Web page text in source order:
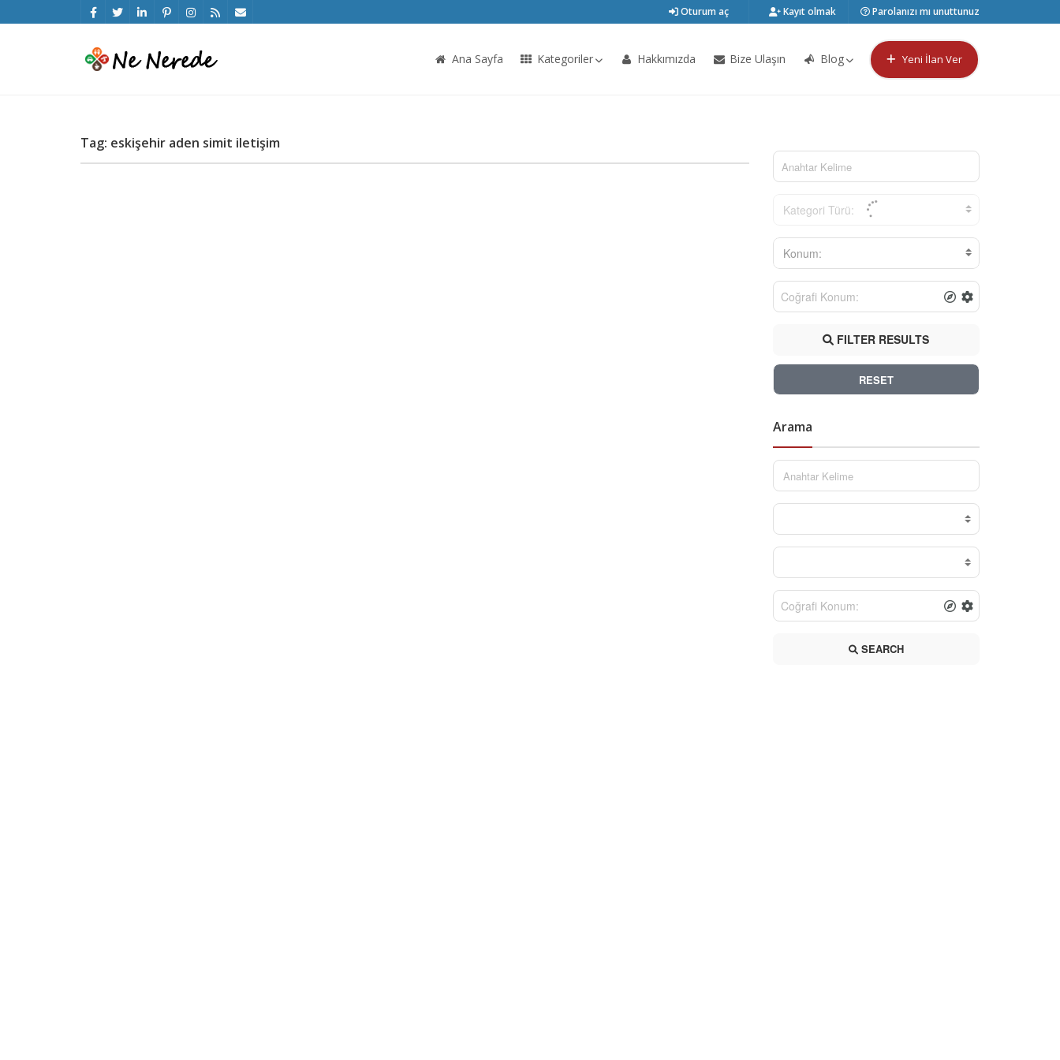
Oturum aç Kayıt olmak Parolanızı mı unuttunuz
Ana Sayfa Kategoriler Hakkımızda Bize Ulaşın Blog Yeni İlan Ver
Tag: eskişehir aden simit iletişim
Kategori Türü:
Konum:
FILTER RESULTS
RESET
Arama
SEARCH